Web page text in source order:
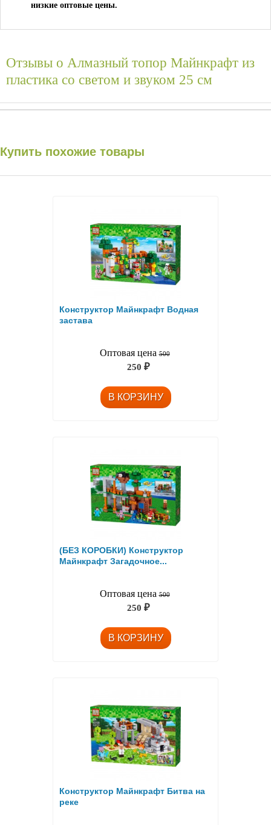
низкие оптовые цены.
Отзывы о Алмазный топор Майнкрафт из
пластика со светом и звуком 25 см
Купить похожие товары
Конструктор Майнкрафт Водная
застава
Оптовая цена 500
250 ₽
(БЕЗ КОРОБКИ) Конструктор
Майнкрафт Загадочное...
Оптовая цена 500
250 ₽
Конструктор Майнкрафт Битва на
реке